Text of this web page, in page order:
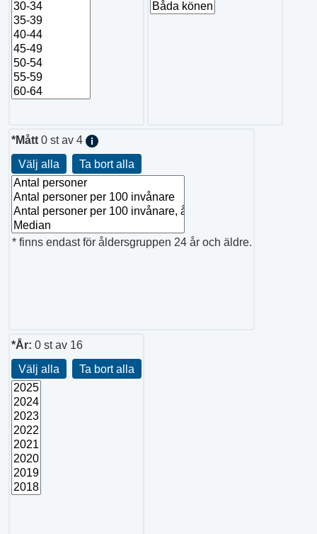
Värmlands län
Örebro län
Västmanlands län
Dalarnas län
Gävleborgs län
Västernorrlands län
Jämtlands län
Norrbottens län
*Mått 0 st av 4
Välj alla
Ta bort alla
* finns endast för åldersgruppen 24 år och äldre.
*År: 0 st av 16
Välj alla
Ta bort alla